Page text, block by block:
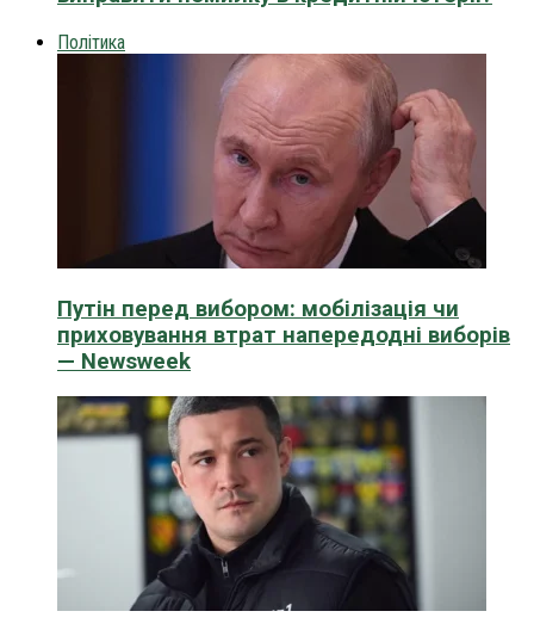
Політика
Путін перед вибором: мобілізація чи
приховування втрат напередодні виборів
— Newsweek